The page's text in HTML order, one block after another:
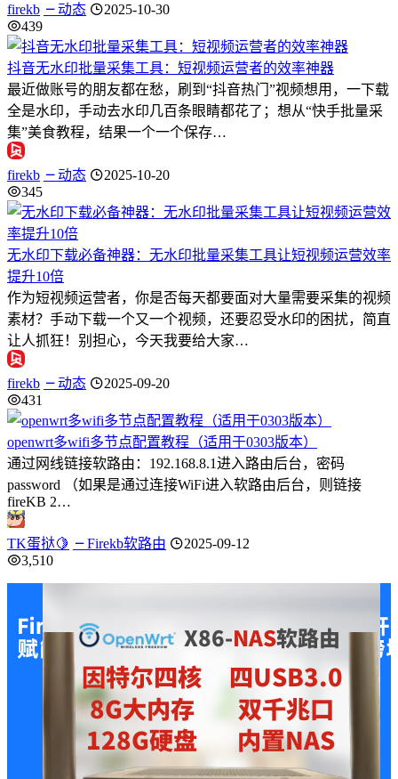
firekb 动态
2025-10-30
439
抖音无水印批量采集工具：短视频运营者的效率神器
最近做账号的朋友都在愁，刷到“抖音热门”视频想用，一下载
全是水印，手动去水印几百条眼睛都花了；想从“快手批量采
集”美食教程，结果一个一个保存…
firekb 动态
2025-10-20
345
无水印下载必备神器：无水印批量采集工具让短视频运营效率
提升10倍
作为短视频运营者，你是否每天都要面对大量需要采集的视频
素材？手动下载一个又一个视频，还要忍受水印的困扰，简直
让人抓狂！别担心，今天我要给大家…
firekb 动态
2025-09-20
431
openwrt多wifi多节点配置教程（适用于0303版本）
通过网线链接软路由：192.168.8.1进入路由后台，密码
password （如果是通过连接WiFi进入软路由后台，则链接
fireKB 2…
TK蛋挞🍋 Firekb软路由
2025-09-12
3,510